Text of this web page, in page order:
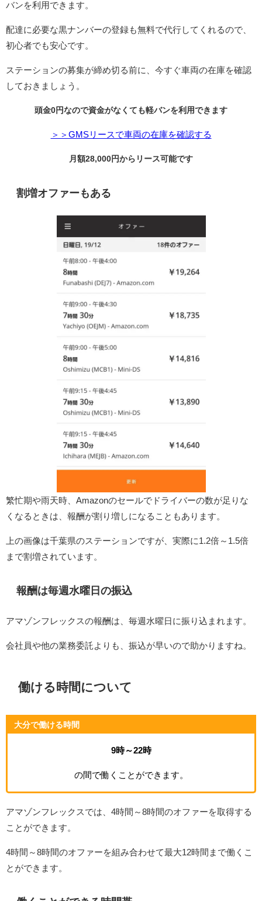
バンを利用できます。
配達に必要な黒ナンバーの登録も無料で代行してくれるので、
初心者でも安心です。
ステーションの募集が締め切る前に、今すぐ車両の在庫を確認
しておきましょう。
頭金0円なので資金がなくても軽バンを利用できます
＞＞GMSリースで車両の在庫を確認する
月額28,000円からリース可能です
割増オファーもある
繁忙期や雨天時、Amazonのセールでドライバーの数が足りな
くなるときは、報酬が割り増しになることもあります。
上の画像は千葉県のステーションですが、実際に1.2倍～1.5倍
まで割増されています。
報酬は毎週水曜日の振込
アマゾンフレックスの報酬は、毎週水曜日に振り込まれます。
会社員や他の業務委託よりも、振込が早いので助かりますね。
働ける時間について
大分で働ける時間
9時～22時
の間で働くことができます。
アマゾンフレックスでは、4時間～8時間のオファーを取得する
ことができます。
4時間～8時間のオファーを組み合わせて最大12時間まで働くこ
とができます。